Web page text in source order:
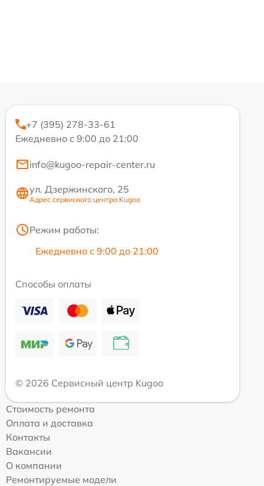
+7 (395) 278-33-61
Ежедневно с 9:00 до 21:00
info@kugoo-repair-center.ru
ул. Дзержинского, 25
Адрес сервисного центра Kugoo
Режим работы:
Ежедневно с 9:00 до 21:00
Способы оплаты
© 2026 Сервисный центр Kugoo
Стоимость ремонта
Оплата и доставка
Контакты
Вакансии
О компании
Ремонтируемые модели